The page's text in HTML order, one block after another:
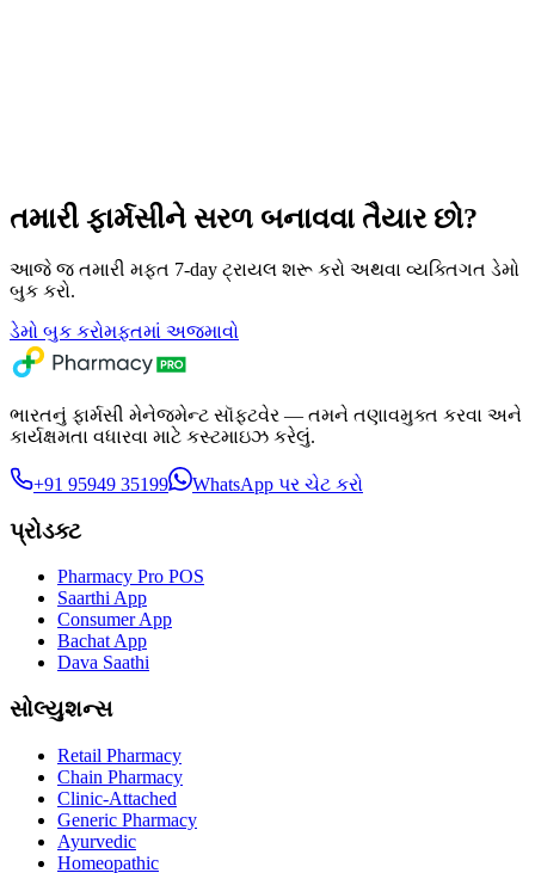
તમારી ફાર્મસીને સરળ બનાવવા તૈયાર છો?
આજે જ તમારી મફત 7-day ટ્રાયલ શરૂ કરો અથવા વ્યક્તિગત ડેમો
બુક કરો.
ડેમો બુક કરોમફતમાં અજમાવો
ભારતનું ફાર્મસી મેનેજમેન્ટ સૉફ્ટવેર — તમને તણાવમુક્ત કરવા અને
કાર્યક્ષમતા વધારવા માટે કસ્ટમાઇઝ કરેલું.
+91 95949 35199 WhatsApp પર ચેટ કરો
પ્રોડક્ટ
Pharmacy Pro POS
Saarthi App
Consumer App
Bachat App
Dava Saathi
સોલ્યુશન્સ
Retail Pharmacy
Chain Pharmacy
Clinic-Attached
Generic Pharmacy
Ayurvedic
Homeopathic